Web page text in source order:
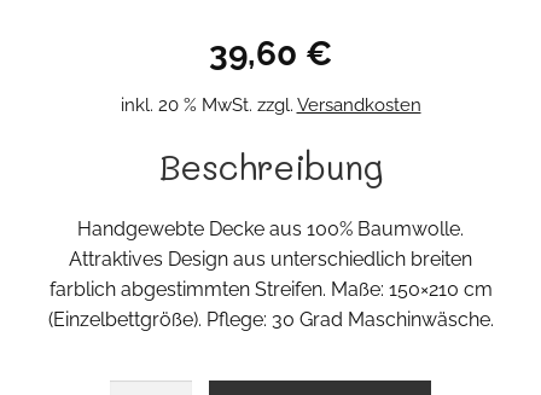
39,60 €
inkl. 20 % MwSt. zzgl. Versandkosten
Beschreibung
Handgewebte Decke aus 100% Baumwolle.
Attraktives Design aus unterschiedlich breiten
farblich abgestimmten Streifen. Maße: 150×210 cm
(Einzelbettgröße). Pflege: 30 Grad Maschinwäsche.